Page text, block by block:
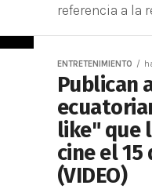
referencia a la
ENTRETENIMIENTO
Publican
like" que
cine el 15
(VIDEO)